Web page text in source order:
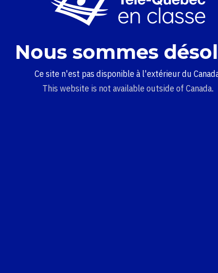
Nous sommes
Ce site n'est pas disponible à l'extérieur du
This website is not available outside of Canada.